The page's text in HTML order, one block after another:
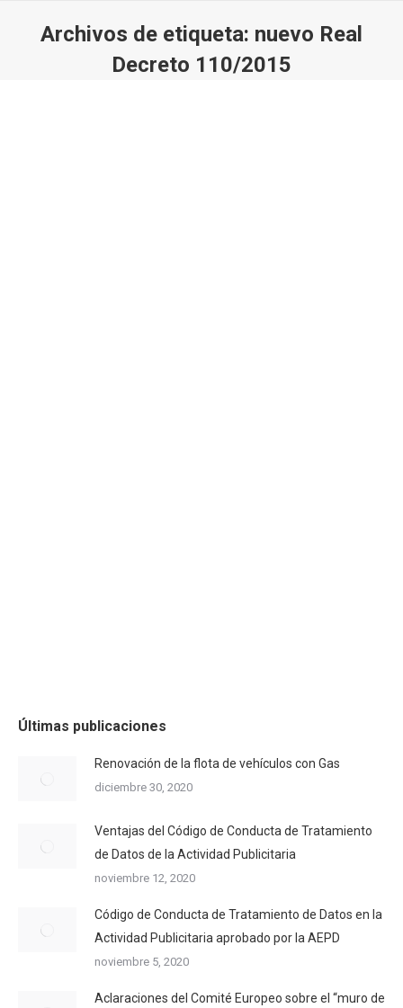
Archivos de etiqueta: nuevo Real
Decreto 110/2015
Últimas publicaciones
Renovación de la flota de vehículos con Gas
diciembre 30, 2020
Ventajas del Código de Conducta de Tratamiento
de Datos de la Actividad Publicitaria
noviembre 12, 2020
Código de Conducta de Tratamiento de Datos en la
Actividad Publicitaria aprobado por la AEPD
noviembre 5, 2020
Aclaraciones del Comité Europeo sobre el “muro de